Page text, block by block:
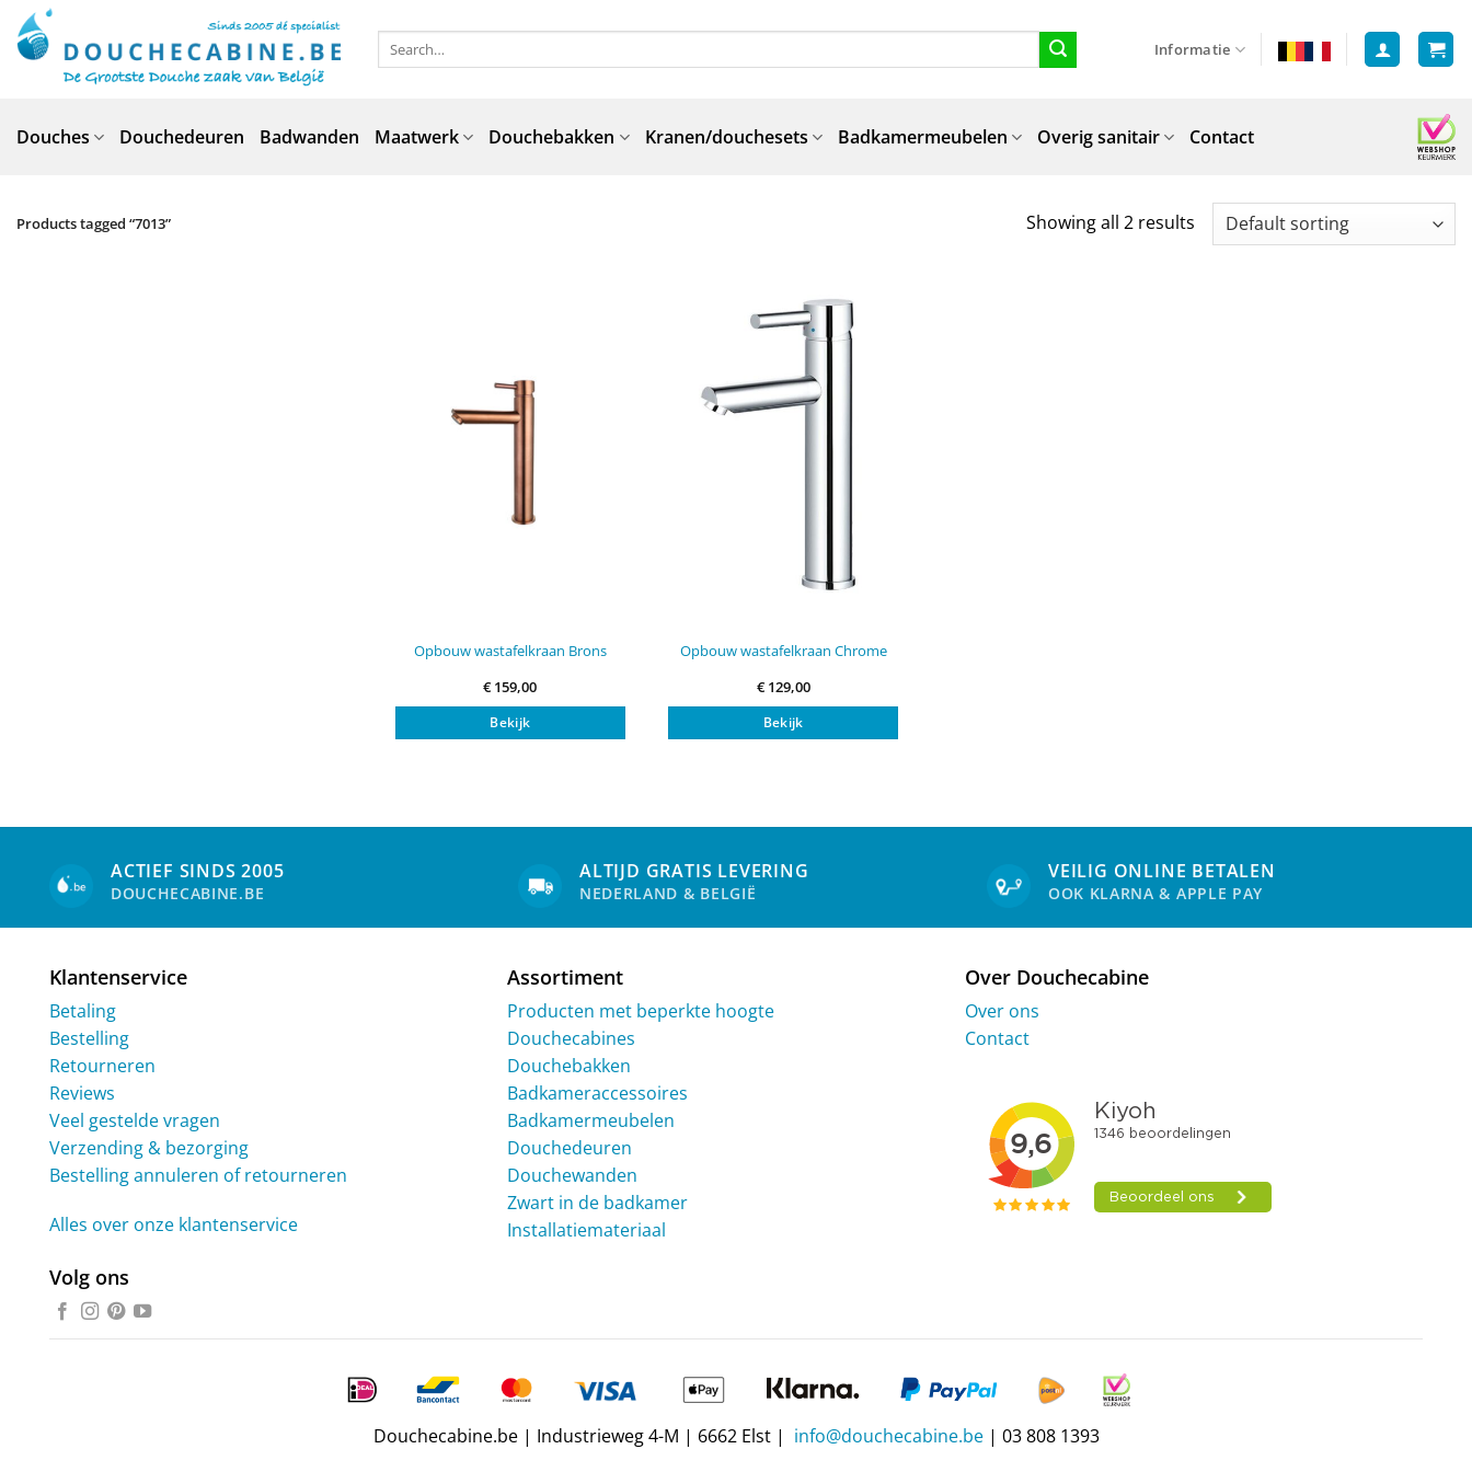
Skip
content
Search
Informatie
Douches Douchedeuren Badwanden Maatwerk Douchebakken Kranen/douchesets Badkamermeubelen Overig sanitair Contact
Products tagged “7013” Showing all 2 results
Opbouw wastafelkraan Brons
€ 159,00
Bekijk
Opbouw wastafelkraan Chrome
€129,00
Bekijk
ACTIEF SINDS 2005
DOUCHECABINE.BE
ALTIJD GRATIS LEVERING
NEDERLAND & BELGIË
VEILIG ONLINE BETALEN
OOK KLARNA & APPLE PAY
Klantenservice
Betaling
Bestelling
Retourneren
Reviews
Veel gestelde vragen
Verzending & bezorging
Bestelling annuleren of retourneren
Alles over onze klantenservice
Volg ons
Assortiment
Producten met beperkte hoogte
Douchecabines
Douchebakken
Badkameraccessoires
Badkamermeubelen
Douchedeuren
Douchewanden
Zwart in de badkamer
Installatiemateriaal
Over Douchecabine
Over ons
Contact
Douchecabine.be | Industrieweg 4-M | 6662 Elst | info@douchecabine.be| 03 808 1393